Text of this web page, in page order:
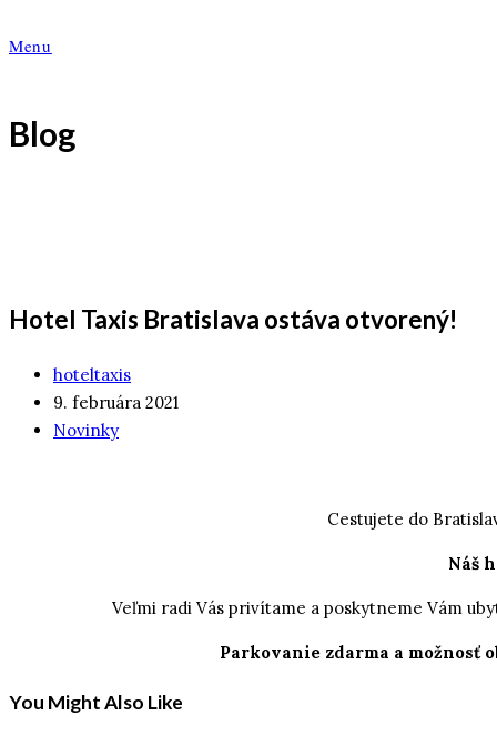
Menu
Blog
Hotel Taxis Bratislava ostáva otvorený!
hoteltaxis
9. februára 2021
Novinky
Cestujete do
Náš
Veľmi radi Vás privítame a poskytneme Vám
Parkovanie zdarma a možnosť
You Might Also Like